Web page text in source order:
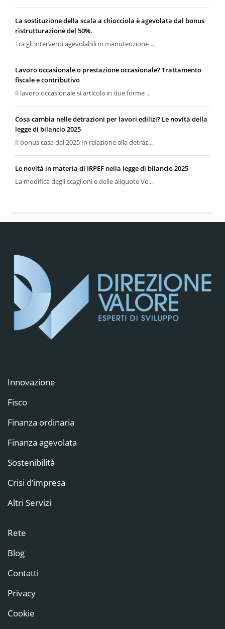
La sostituzione della scala a chiocciola è agevolata dal bonus
ristrutturazione del 50%.
Tra gli interventi agevolabili in manutenzione ...
Lavoro occasionale o prestazione occasionale? Trattamento
fiscale e contributivo
Il lavoro occasionale si articola in due forme ...
Cosa cambia nelle detrazioni per lavori edilizi? Le novità della
legge di bilancio 2025
Il bonus casa dal 2025 In relazione alla detraz...
Le novità in materia di IRPEF nella legge di bilancio 2025
La modifica degli scaglioni e delle aliquote Ve...
Innovazione
Fisco
Finanza ordinaria
Finanza agevolata
Sostenibilità
Crisi d’impresa
Altri Servizi
Rete
Blog
Contatti
Privacy
Cookie